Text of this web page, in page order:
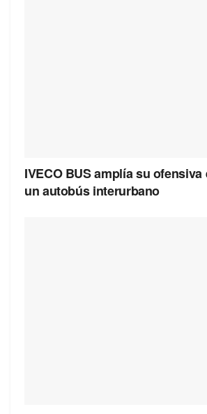
IVECO BUS amplía su
un autobús interurbano